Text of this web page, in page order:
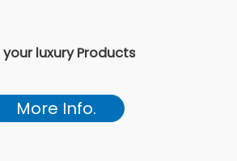
your luxury Products
More Info.